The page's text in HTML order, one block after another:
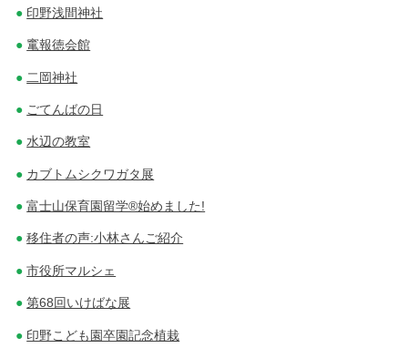
印野浅間神社
竃報徳会館
二岡神社
ごてんばの日
水辺の教室
カブトムシクワガタ展
富士山保育園留学®始めました!
移住者の声:小林さんご紹介
市役所マルシェ
第68回いけばな展
印野こども園卒園記念植栽